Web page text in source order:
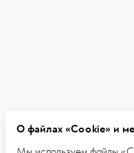
О файлах «Cookie» и